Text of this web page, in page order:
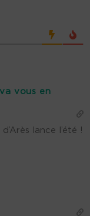
vous en
lance l’été !